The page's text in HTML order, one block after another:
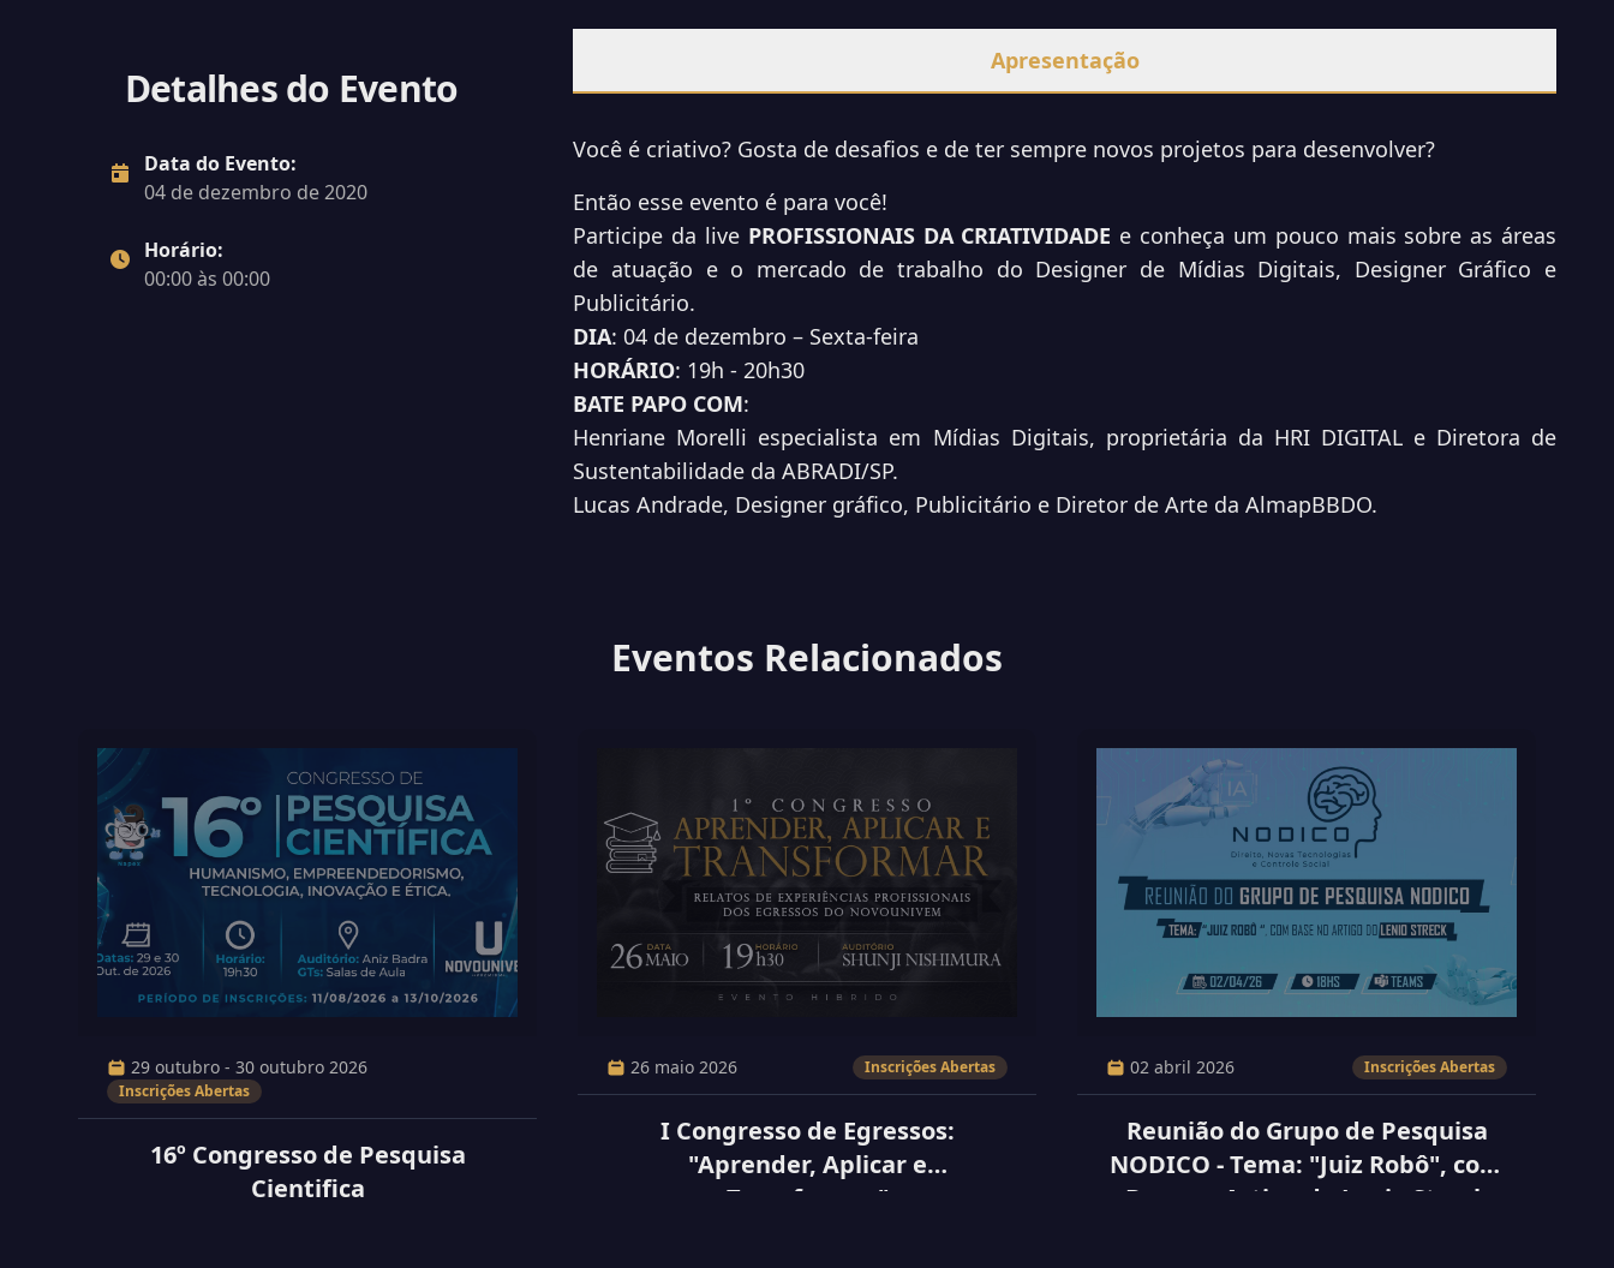
Detalhes do Evento
Data do Evento:
04 de dezembro de 2020
Horário:
00:00 às 00:00
Apresentação
Você é criativo? Gosta de desafios e de ter sempre novos projetos para desenvolver?
Então esse evento é para você!
Participe da live PROFISSIONAIS DA CRIATIVIDADE e conheça um pouco mais sobre as áreas
de atuação e o mercado de trabalho do Designer de Mídias Digitais, Designer Gráfico e
Publicitário.
DIA: 04 de dezembro – Sexta-feira
HORÁRIO: 19h - 20h30
BATE PAPO COM:
Henriane Morelli especialista em Mídias Digitais, proprietária da HRI DIGITAL e Diretora de
Sustentabilidade da ABRADI/SP.
Lucas Andrade, Designer gráfico, Publicitário e Diretor de Arte da AlmapBBDO.
Eventos Relacionados
29 outubro - 30 outubro 2026
Inscrições Abertas
16º Congresso de Pesquisa
Cientifica
26 maio 2026 Inscrições Abertas
I Congresso de Egressos:
"Aprender, Aplicar e
Transformar"
02 abril 2026 Inscrições Abertas
Reunião do Grupo de Pesquisa
NODICO - Tema: "Juiz Robô", com
Base no Artigo do Lenio Streck